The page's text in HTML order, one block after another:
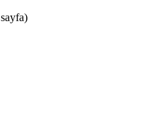
sayfa)